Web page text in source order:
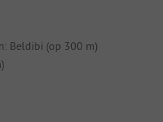
Beldibi (op 300 m)